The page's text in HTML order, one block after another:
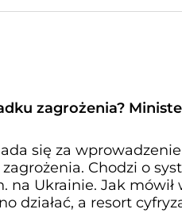
zagrożenia?
się za
Chodzi o
na Ukrainie. Jak mówił
działać, a resort